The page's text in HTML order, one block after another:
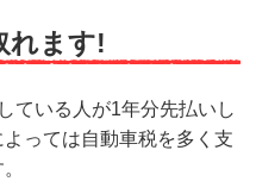
れます!
ている人が1年分先払いし
っては自動車税を多く支